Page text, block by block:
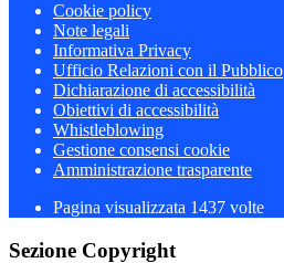
Cookie policy
Note legali
Informativa Privacy
Ufficio Relazioni con il Pubblico
Dichiarazione di accessibilità
Obiettivi di accessibilità
Whistleblowing
Gestione consensi cookie
Amministrazione trasparente
Pagina visualizzata 1437 volte
Sezione Copyright